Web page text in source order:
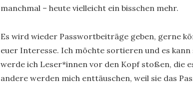
manchmal – heute vielleicht ein bisschen mehr.
Es wird wieder Passwortbeiträge geben, gerne
euer Interesse. Ich möchte sortieren und es
werde ich Leser*innen vor den Kopf stoßen, die
andere werden mich enttäuschen, weil sie das